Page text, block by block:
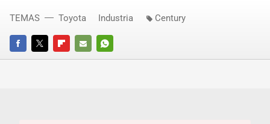
FACEBOOKTWITTERFLIPBOARD
E-
WHATSAPP
TEMAS Toyota Industria Century